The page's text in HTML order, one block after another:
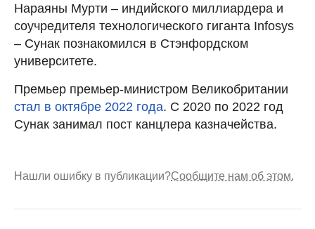
Нараяны Мурти – индийского миллиардера и
соучредителя технологического гиганта Infosys
– Сунак познакомился в Стэнфордском
университете.
Премьер премьер-министром Великобритании
стал в октябре 2022 года. С 2020 по 2022 год
Сунак занимал пост канцлера казначейства.
Нашли ошибку в публикации?Сообщите нам об этом.